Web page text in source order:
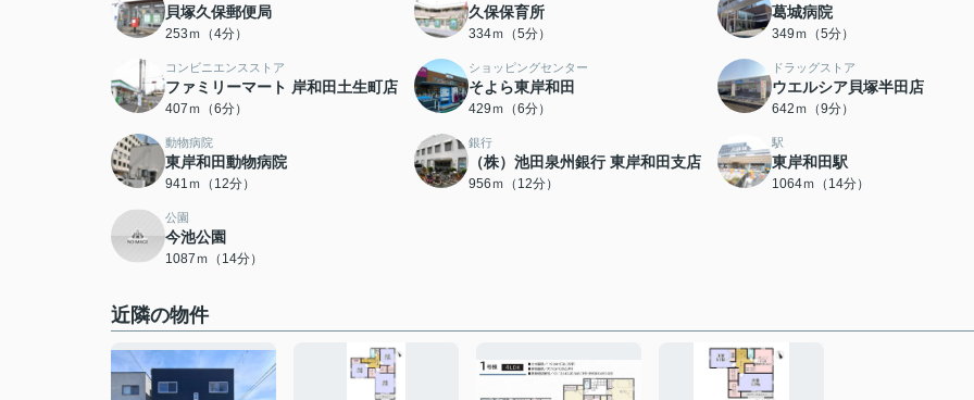
貝塚久保郵便局
253ｍ（4分）
久保保育所
334ｍ（5分）
葛城病院
349ｍ（5分）
コンビニエンスストア
ファミリーマート 岸和田土生町店
407ｍ（6分）
ショッピングセンター
そよら東岸和田
429ｍ（6分）
ドラッグストア
ウエルシア貝塚半田店
642ｍ（9分）
動物病院
東岸和田動物病院
941ｍ（12分）
銀行
（株）池田泉州銀行 東岸和田支店
956ｍ（12分）
駅
東岸和田駅
1064ｍ（14分）
公園
今池公園
1087ｍ（14分）
近隣の物件